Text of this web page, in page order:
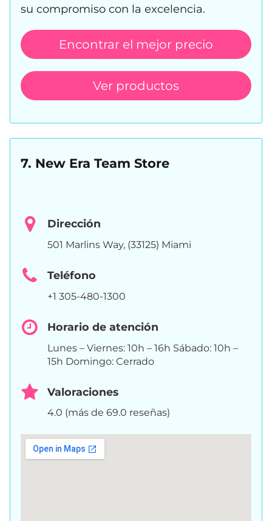
su compromiso con la excelencia.
Encontrar el mejor precio
Ver productos
7. New Era Team Store
Dirección
501 Marlins Way, (33125) Miami
Teléfono
+1 305-480-1300
Horario de atención
Lunes – Viernes: 10h – 16h Sábado: 10h –
15h Domingo: Cerrado
Valoraciones
4.0 (más de 69.0 reseñas)